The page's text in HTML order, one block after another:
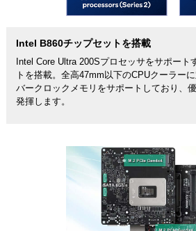
Intel B860チップセットを搭載
Intel Core Ultra 200Sプロセッサをサポート
トを搭載。全高47mm以下のCPUクーラー
バークロックメモリをサポートしており、
発揮します。